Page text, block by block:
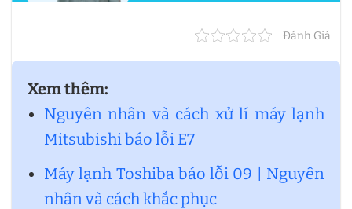
Đánh Giá
Xem thêm:
Nguyên nhân và cách xử lí máy lạnh
Mitsubishi báo lỗi E7
Máy lạnh Toshiba báo lỗi 09 | Nguyên
nhân và cách khắc phục